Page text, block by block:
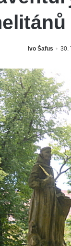
Ivo Šafus 30.